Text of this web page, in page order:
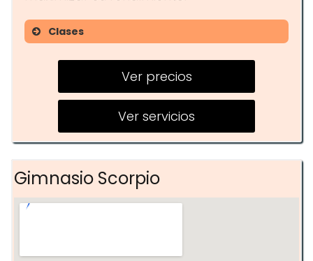
Clases
Zumba
Spinning
TRX
Combat
Taekwondo
Ver precios
Ver servicios
Gimnasio Scorpio